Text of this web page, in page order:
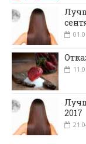
2017